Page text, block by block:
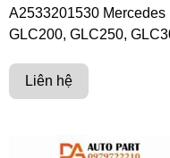
A2533201530 Mercedes
GLC200, GLC250,
Liên hệ